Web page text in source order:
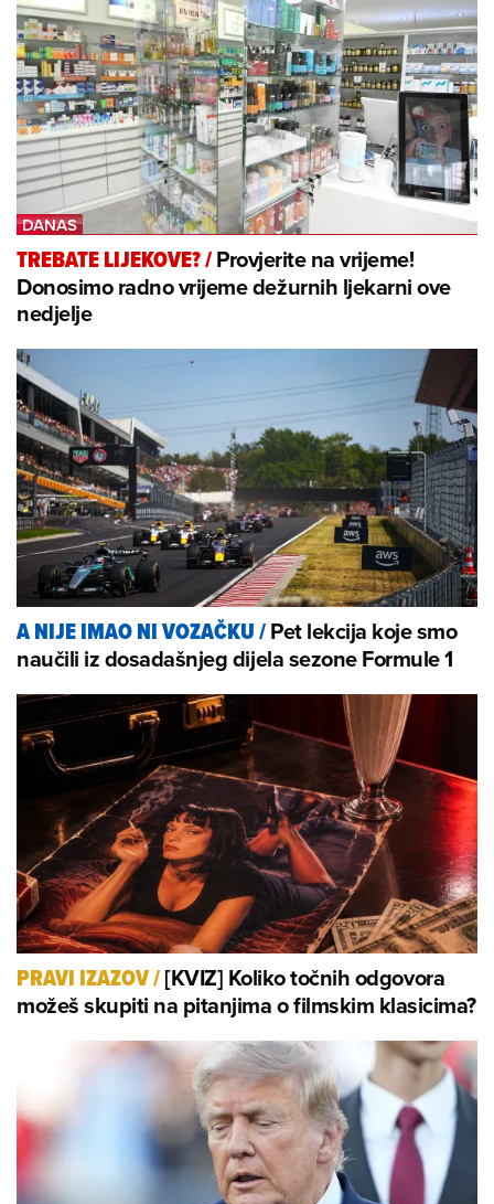
TREBATE LIJEKOVE?/Provjerite na vrijeme!
Donosimo radno vrijeme dežurnih ljekarni ove
nedjelje
A NIJE IMAO NI VOZAČKU/Pet lekcija koje smo
naučili iz dosadašnjeg dijela sezone Formule 1
PRAVI IZAZOV/[KVIZ] Koliko točnih odgovora
možeš skupiti na pitanjima o filmskim klasicima?